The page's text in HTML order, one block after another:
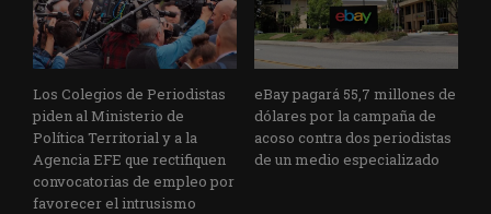
Los Colegios de Periodistas
piden al Ministerio de
Política Territorial y a la
Agencia EFE que rectifiquen
convocatorias de empleo por
favorecer el intrusismo
eBay pagará 55,7 millones de
dólares por la campaña de
acoso contra dos periodistas
de un medio especializado